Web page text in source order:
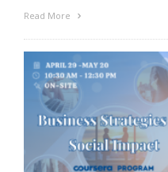
Read More